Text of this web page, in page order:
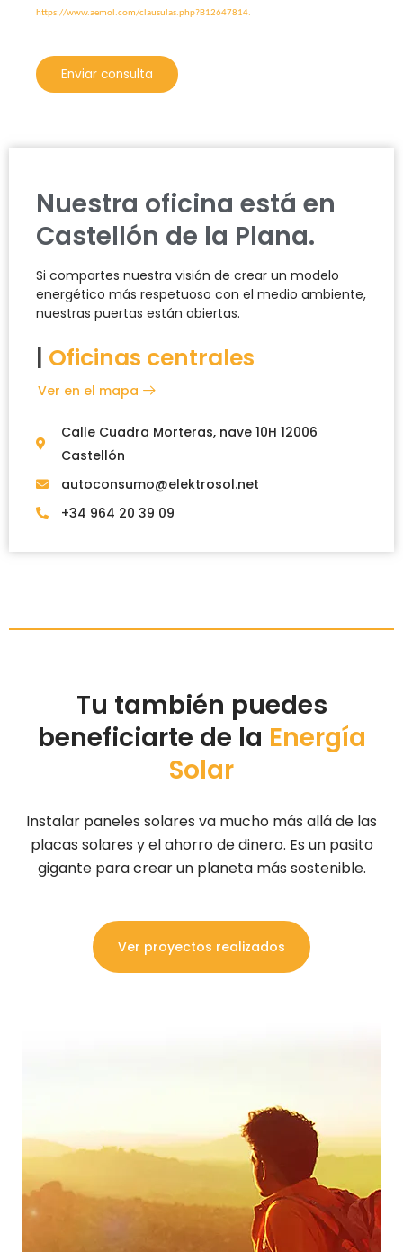
https://www.aemol.com/clausulas.php?B12647814.
Nuestra oficina está en
Castellón de la Plana.
Si compartes nuestra visión de crear un modelo
energético más respetuoso con el medio ambiente,
nuestras puertas están abiertas.
| Oficinas centrales
Ver en el mapa
Calle Cuadra Morteras, nave 10H 12006
Castellón
autoconsumo@elektrosol.net
+34 964 20 39 09
Tu también puedes
beneficiarte de la Energía
Solar
Instalar paneles solares va mucho más allá de las
placas solares y el ahorro de dinero. Es un pasito
gigante para crear un planeta más sostenible.
Ver proyectos realizados